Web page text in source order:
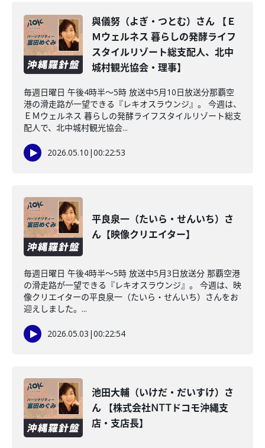
與儀努（よぎ・つとむ）さん 【Ｅ
Ｍウェルネス 暮らしの発酵ライフ
スタイルリゾート総支配人、北中
城村観光協会・理事】
毎週日曜日 午後4時半～5時 放送中5月10日放送分那覇空
港の滑走路が一望できる『レキオスラウンジ』。 今週は、
ＥＭウェルネス 暮らしの発酵ライフスタイルリゾート総支
配人で、北中城村観光協会...
2026.05.10 |00:22:53
平良泉一（たいら・せんいち）さ
ん【映像クリエイター】
毎週日曜日 午後4時半～5時 放送中5月3日放送分 那覇空港
の滑走路が一望できる『レキオスラウンジ』。 今週は、映
像クリエイターの平良泉一（たいら・せんいち）さんをお
迎えしました。...
2026.05.03 |00:22:54
池田大輔（いけだ・だいすけ）さ
ん 【株式会社NTTドコモ沖縄支
店・支店長】